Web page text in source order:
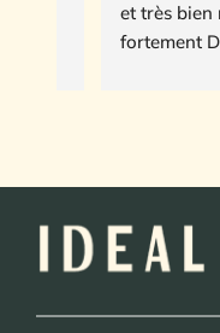
et très bien
fortement